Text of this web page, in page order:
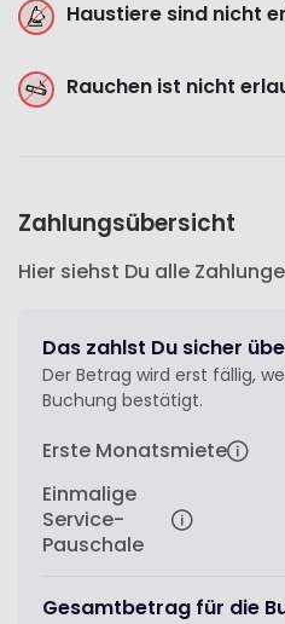
Haustiere sind nicht
Rauchen ist nicht
Zahlungsübersicht
Hier siehst Du alle
Das zahlst Du sicher
Der Betrag wird erst fällig,
Buchung bestätigt.
Erste Monatsmiete
Einmalige
Service-
Pauschale
Gesamtbetrag für die